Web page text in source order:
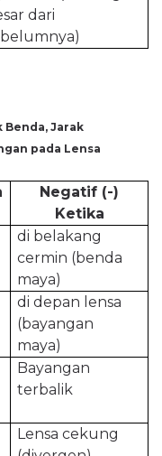
dari
Benda, Jarak
pada Lensa
Negatif (-)
Ketika
di belakang
cermin (benda
maya)
di depan lensa
(bayangan
maya)
Bayangan
terbalik
Lensa cekung